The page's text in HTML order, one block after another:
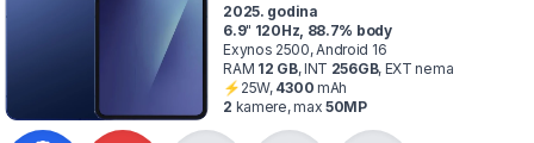
2025. godina
6.9" 120Hz, 88.7% body
Exynos 2500, Android 16
RAM 12 GB,INT 256GB, EXT nema
⚡ 25W, 4300 mAh
2 kamere, max 50MP